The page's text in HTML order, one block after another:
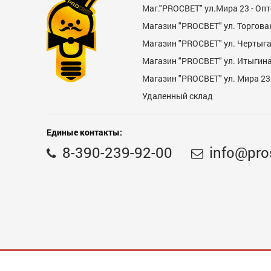
Недостатки
Маг."PROСВЕТ" ул.Мира 23 -
Магазин "PROСВЕТ" ул.
Магазин "PROCBET" ул.
Магазин "PROCBET" ул.
Магазин "PROСВЕТ" ул. Мира 23
Удаленный склад
Единые контакты:
8-390-239-92-00